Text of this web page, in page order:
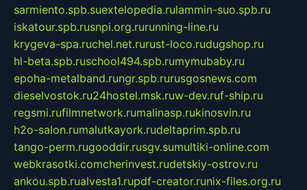
sarmiento.spb.suextelopedia.rulammin-suo.spb.ru
iskatour.spb.rusnpi.org.rurunning-line.ru
krygeva-spa.ruchel.net.rurust-loco.rudugshop.ru
hl-beta.spb.ruschool494.spb.rumymubaby.ru
epoha-metalband.rungr.spb.rurusgosnews.com
dieselvostok.ru24hostel.msk.ruw-dev.ruf-ship.ru
regsmi.rufilmnetwork.rumalinasp.rukinosvin.ru
h2o-salon.rumalutkayork.rudeltaprim.spb.ru
tango-perm.rugooddir.rusgv.sumultiki-online.com
webkrasotki.comcherinvest.rudetskiy-ostrov.ru
ankou.spb.rualvesta1.rupdf-creator.runix-files.org.ru